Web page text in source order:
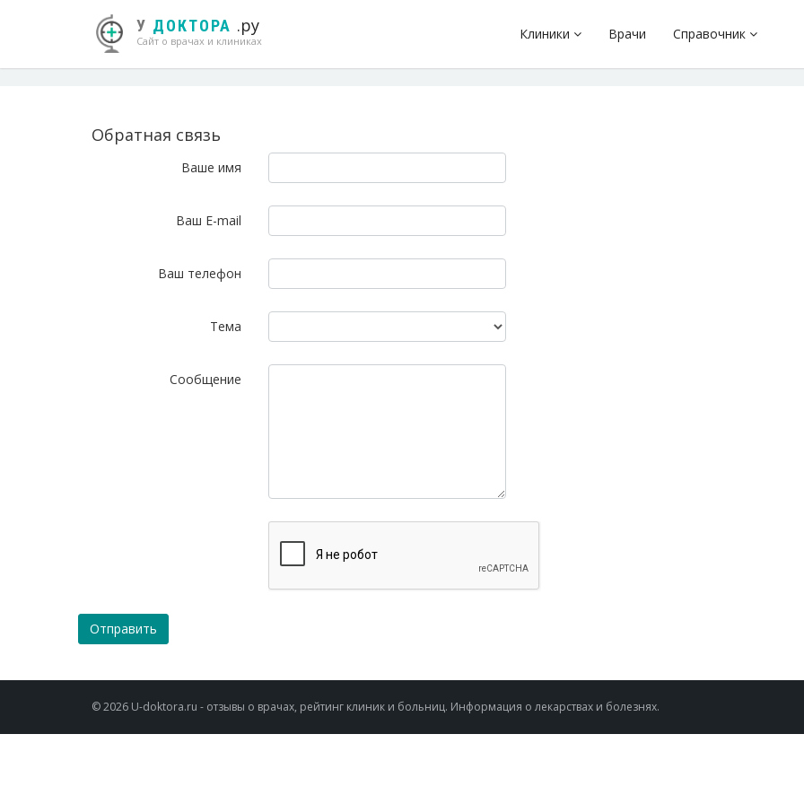
У ДОКТОРА .ру
Сайт о врачах и клиниках Клиники Врачи Справочник
Обратная связь
Ваше имя
Ваш E-mail
Ваш телефон
Тема
Сообщение
Отправить
© 2026 U-doktora.ru - отзывы о врачах, рейтинг клиник и больниц. Информация о лекарствах и болезнях.